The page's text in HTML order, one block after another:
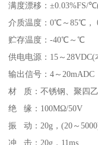
满度漂移：±0.03%FS/
介质温度：
贮存温度：-40℃～℃
供电电源：15～
输出信号：4～20mADC
材 质：不锈钢、聚四
绝 缘：100MΩ/50V
振 动：20g，(20～
冲 击：20g，11ms